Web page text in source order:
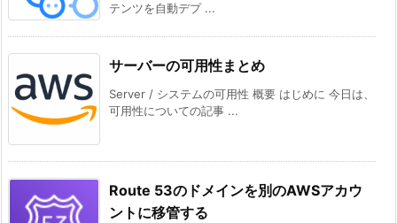
テンツを自動デプ ...
サーバーの可用性まとめ
Server / システムの可用性 概要 はじめに 今日は、
可用性についての記事 ...
Route 53のドメインを別のAWSアカウ
ントに移管する